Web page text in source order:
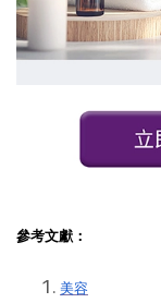
參考文獻：
美容